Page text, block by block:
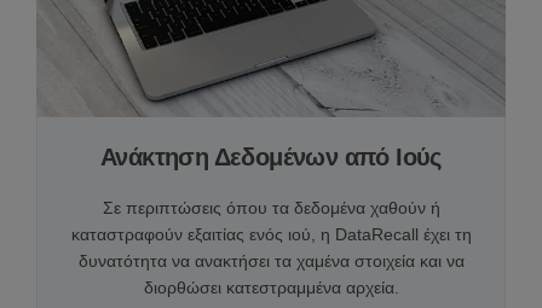
Ανάκτηση Δεδομένων από Ιούς
Σε περιπτώσεις όπου τα δεδομένα χαθούν ή
καταστραφούν εξαιτίας ενός ιού, η DataRecall έχει τη
δυνατότητα να ανακτήσει τα χαμένα στοιχεία και να
διορθώσει κατεστραμμένα αρχεία.